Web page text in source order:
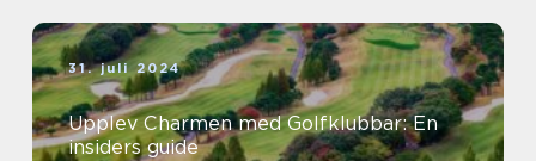
31. juli 2024
Upplev Charmen med Golfklubbar: En
insiders guide